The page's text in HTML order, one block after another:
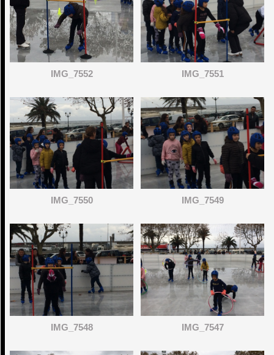
IMG_7552 IMG_7551
IMG_7550 IMG_7549
IMG_7548 IMG_7547